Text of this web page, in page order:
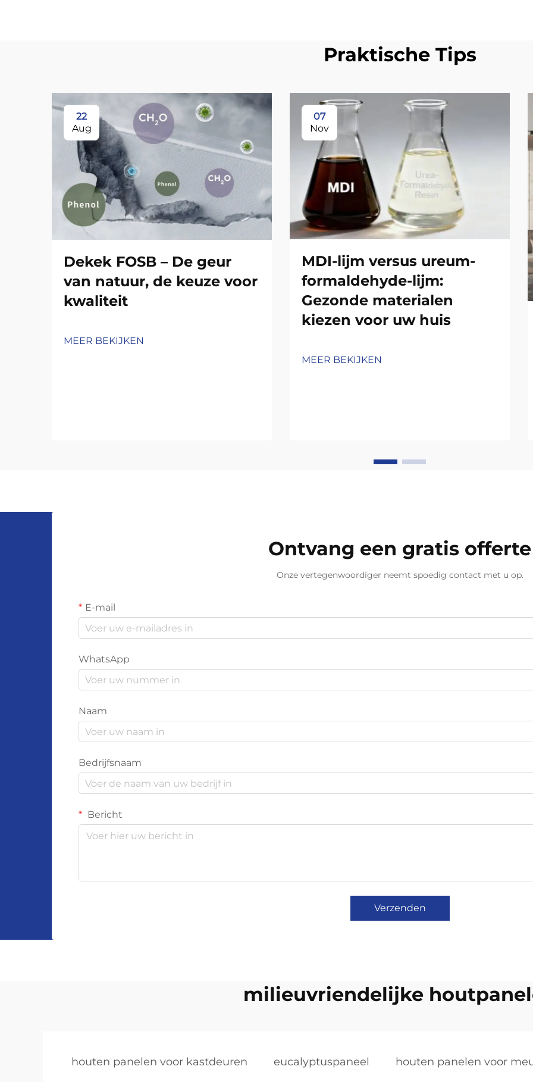
Praktische Tips
22
Aug
Dekek FOSB – De geur
van natuur, de keuze voor
kwaliteit
MEER BEKIJKEN
07
Nov
MDI-lijm versus ureum-
formaldehyde-lijm:
Gezonde materialen
kiezen voor uw huis
MEER BEKIJKEN
Ontvang een gratis offerte
Onze vertegenwoordiger neemt spoedig contact met u op.
E-mail
WhatsApp
Naam
Bedrijfsnaam
Bericht
Verzenden
milieuvriendelijke
houten panelen voor kastdeuren eucalyptuspaneel houten panelen voor